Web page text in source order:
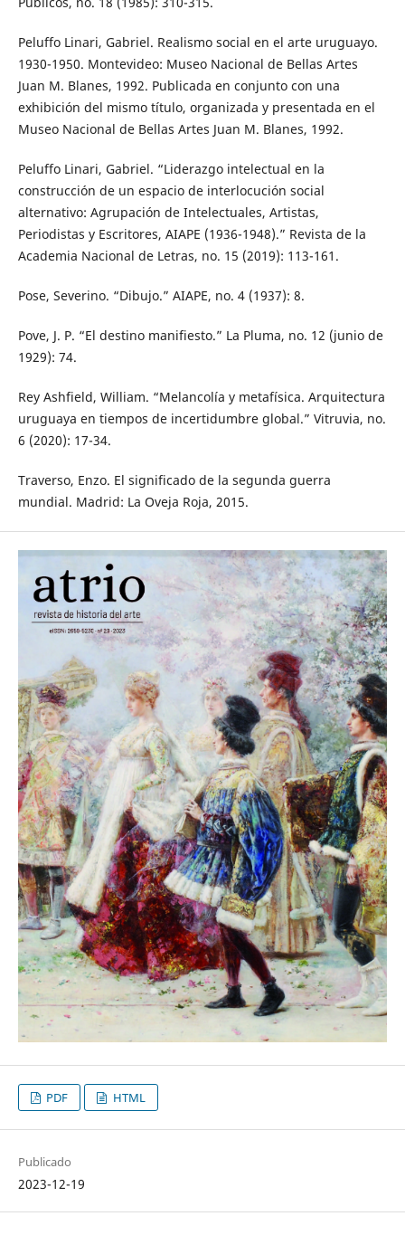
Peluffo Linari, Gabriel. Realismo social en el arte uruguayo.
1930-1950. Montevideo: Museo Nacional de Bellas Artes
Juan M. Blanes, 1992. Publicada en conjunto con una
exhibición del mismo título, organizada y presentada en el
Museo Nacional de Bellas Artes Juan M. Blanes, 1992.
Peluffo Linari, Gabriel. “Liderazgo intelectual en la
construcción de un espacio de interlocución social
alternativo: Agrupación de Intelectuales, Artistas,
Periodistas y Escritores, AIAPE (1936-1948).” Revista de la
Academia Nacional de Letras, no. 15 (2019): 113-161.
Pose, Severino. “Dibujo.” AIAPE, no. 4 (1937): 8.
Pove, J. P. “El destino manifiesto.” La Pluma, no. 12 (junio de
1929): 74.
Rey Ashfield, William. “Melancolía y metafísica. Arquitectura
uruguaya en tiempos de incertidumbre global.” Vitruvia, no.
6 (2020): 17-34.
Traverso, Enzo. El significado de la segunda guerra
mundial. Madrid: La Oveja Roja, 2015.
PDF HTML
Publicado
2023-12-19